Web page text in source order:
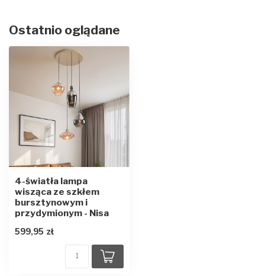
Ostatnio oglądane
4-światła lampa
wisząca ze szkłem
bursztynowym i
przydymionym - Nisa
599,95 zł